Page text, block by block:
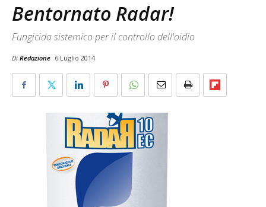
Bentornato Radar!
Fungicida sistemico per il controllo dell'oidio
Di Redazione 6 Luglio 2014